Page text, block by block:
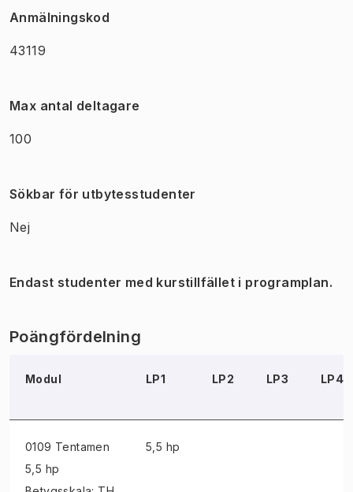
Anmälningskod
43119
Max antal deltagare
100
Sökbar för utbytesstudenter
Nej
Endast studenter med kurstillfället i programplan.
Poängfördelning
Modul LP1 LP2 LP3 LP4
0109 Tentamen
5,5 hp
5,5 hp